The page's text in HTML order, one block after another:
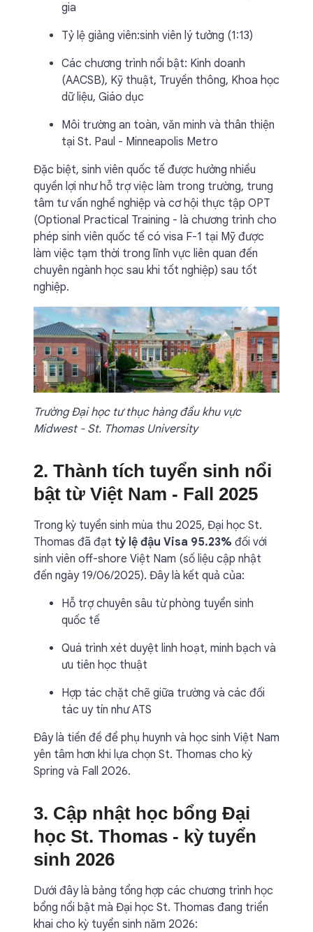
gia
Tỷ lệ giảng viên:sinh viên lý tưởng (1:13)
Các chương trình nổi bật: Kinh doanh
(AACSB), Kỹ thuật, Truyền thông, Khoa học
dữ liệu, Giáo dục
Môi trường an toàn, văn minh và thân thiện
tại St. Paul - Minneapolis Metro
Đặc biệt, sinh viên quốc tế được hưởng nhiều
quyền lợi như hỗ trợ việc làm trong trường, trung
tâm tư vấn nghề nghiệp và cơ hội thực tập OPT
(Optional Practical Training - là chương trình cho
phép sinh viên quốc tế có visa F-1 tại Mỹ được
làm việc tạm thời trong lĩnh vực liên quan đến
chuyên ngành học sau khi tốt nghiệp) sau tốt
nghiệp.
Trường Đại học tư thục hàng đầu khu vực
Midwest - St. Thomas University
2. Thành tích tuyển sinh nổi
bật từ Việt Nam - Fall 2025
Trong kỳ tuyển sinh mùa thu 2025, Đại học St.
Thomas đã đạt tỷ lệ đậu Visa 95.23% đối với
sinh viên off-shore Việt Nam (số liệu cập nhật
đến ngày 19/06/2025). Đây là kết quả của:
Hỗ trợ chuyên sâu từ phòng tuyển sinh
quốc tế
Quá trình xét duyệt linh hoạt, minh bạch và
ưu tiên học thuật
Hợp tác chặt chẽ giữa trường và các đối
tác uy tín như ATS
Đây là tiền đề để phụ huynh và học sinh Việt Nam
yên tâm hơn khi lựa chọn St. Thomas cho kỳ
Spring và Fall 2026.
3. Cập nhật học bổng Đại
học St. Thomas - kỳ tuyển
sinh 2026
Dưới đây là bảng tổng hợp các chương trình học
bổng nổi bật mà Đại học St. Thomas đang triển
khai cho kỳ tuyển sinh năm 2026: